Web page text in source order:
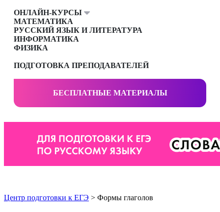
ОНЛАЙН-КУРСЫ
МАТЕМАТИКА
РУССКИЙ ЯЗЫК И ЛИТЕРАТУРА
ИНФОРМАТИКА
ФИЗИКА
ПОДГОТОВКА ПРЕПОДАВАТЕЛЕЙ
БЕСПЛАТНЫЕ МАТЕРИАЛЫ
Центр подготовки к ЕГЭ > Формы глаголов